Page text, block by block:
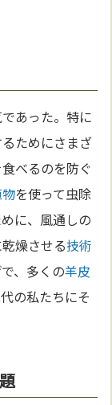
あった。特に
ためにさまざ
べるのを防ぐ
を使って虫除
に、風通しの
燥させる技術
、多くの羊皮
の私たちにそ